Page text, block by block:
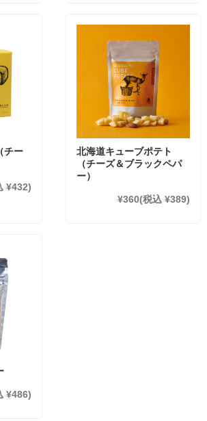
チー
¥432)
北海道キューブポテト
（チーズ＆ブラックペパ
ー）
¥360(税込 ¥389)
¥486)